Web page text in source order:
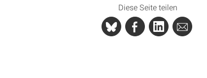
Diese Seite teilen